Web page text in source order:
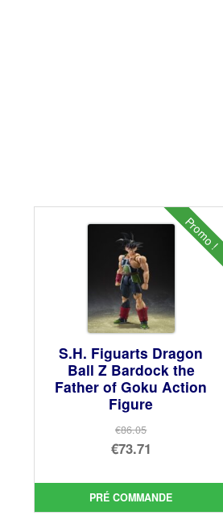
Promo !
S.H. Figuarts Dragon
Ball Z Bardock the
Father of Goku Action
Figure
€86.05
Le
initial
était :
€73.71
prix
actuel
PRÉ COMMANDE